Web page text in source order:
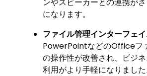
になります。
ファイル管理インターフェ
PowerPointなどのOfficeフ
の操作性が改善され、ビジ
利用がより手軽になりました